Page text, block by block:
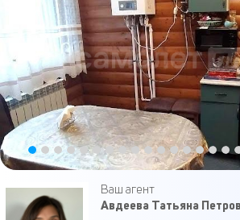
Ваш агент
Авдеева Татьяна